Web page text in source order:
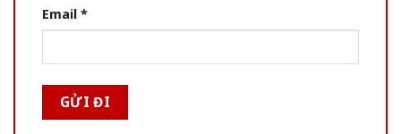
Email *